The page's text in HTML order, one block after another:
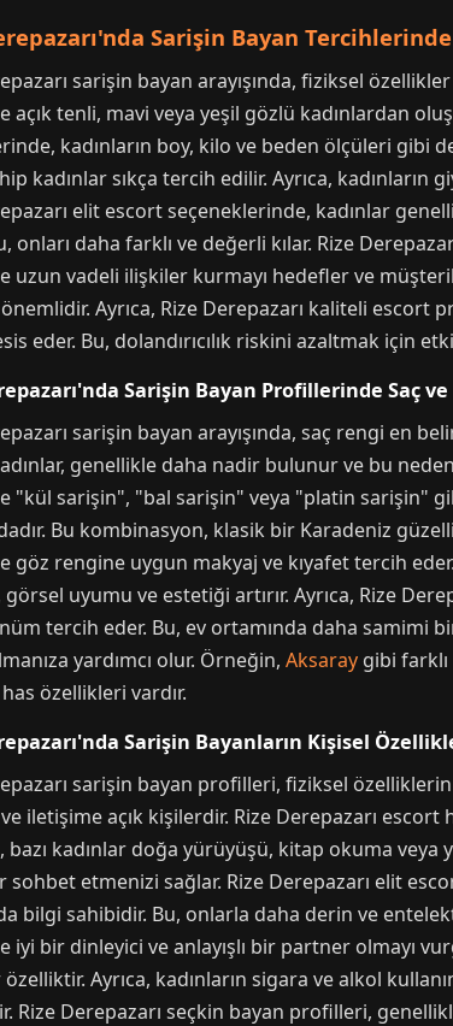
Sarişin Bayan
sarişin bayan arayışında, fiziksel
açık tenli, mavi veya yeşil gözlü kadınlardan
kadınların boy, kilo ve beden ölçüleri gibi
kadınlar sıkça tercih edilir. Ayrıca,
elit escort seçeneklerinde, kadınlar
onları daha farklı ve değerli kılar. Rize
uzun vadeli ilişkiler kurmayı hedefler ve
Ayrıca, Rize Derepazarı kaliteli escort
eder. Bu, dolandırıcılık riskini azaltmak için
Sarişin Bayan Profillerinde Saç ve
sarişin bayan arayışında, saç rengi en
genellikle daha nadir bulunur ve bu
"kül sarişin", "bal sarişin" veya "platin sarişin"
Bu kombinasyon, klasik bir Karadeniz
göz rengine uygun makyaj ve kıyafet tercih
görsel uyumu ve estetiği artırır. Ayrıca, Rize
tercih eder. Bu, ev ortamında daha samimi
yardımcı olur. Örneğin, Aksaray gibi
özellikleri vardır.
Sarişin Bayanların Kişisel
sarişin bayan profilleri, fiziksel
ve iletişime açık kişilerdir. Rize Derepazarı
bazı kadınlar doğa yürüyüşü, kitap okuma veya
sohbet etmenizi sağlar. Rize Derepazarı elit
bilgi sahibidir. Bu, onlarla daha derin ve
iyi bir dinleyici ve anlayışlı bir partner olmayı
Ayrıca, kadınların sigara ve alkol
Rize Derepazarı seçkin bayan profilleri,